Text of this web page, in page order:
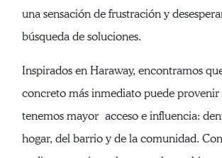
una sensación de frustración y
búsqueda de soluciones.
Inspirados en Haraway, encontramos
concreto más inmediato puede provenir
tenemos mayor acceso e influencia:
hogar, del barrio y de la comunidad.